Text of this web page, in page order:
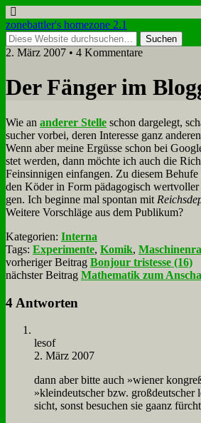
zonebattler's homezone 2.1
2. März 2007 • 4 Kommentare
Der Fän­ger im
Wie an an­de­rer Stel­le schon dar­ge­legt,
su­cher vor­bei, de­ren In­ter­es­se ganz
Wenn aber mei­ne Er­güs­se schon bei
stet wer­den, dann möch­te ich auch die
Fein­sin­ni­gen ein­fan­gen. Zu die­sem
den Kö­der in Form päd­ago­gisch
gen. Ich be­gin­ne mal spon­tan mit
Wei­te­re Vor­schlä­ge aus dem Pu­bli­kum?
Kategorien: Interna
Tags: Experimente, Komik,
vorheriger Beitrag Bonjour tristesse (16)
nächster Beitrag Mathematik zum
4 Antworten
le­sof
2. März 2007
dann aber bit­te auch »wie­ner
»klein­deut­scher bzw.
sicht, sonst be­su­chen sie ga­anz